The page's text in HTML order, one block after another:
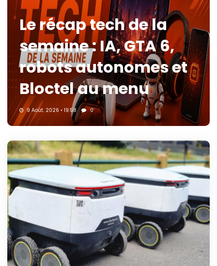
Le récap tech de la
semaine : IA, GTA 6,
robots autonomes et
Bloctel au menu
9 Août. 2026 • 19:58 0